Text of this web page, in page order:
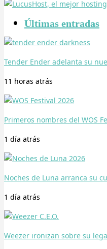
Últimas entradas
Tender Ender adelanta su
11 horas atrás
Primeros nombres del WOS
1 día atrás
Noches de Luna arranca su
1 día atrás
Weezer ironizan sobre su